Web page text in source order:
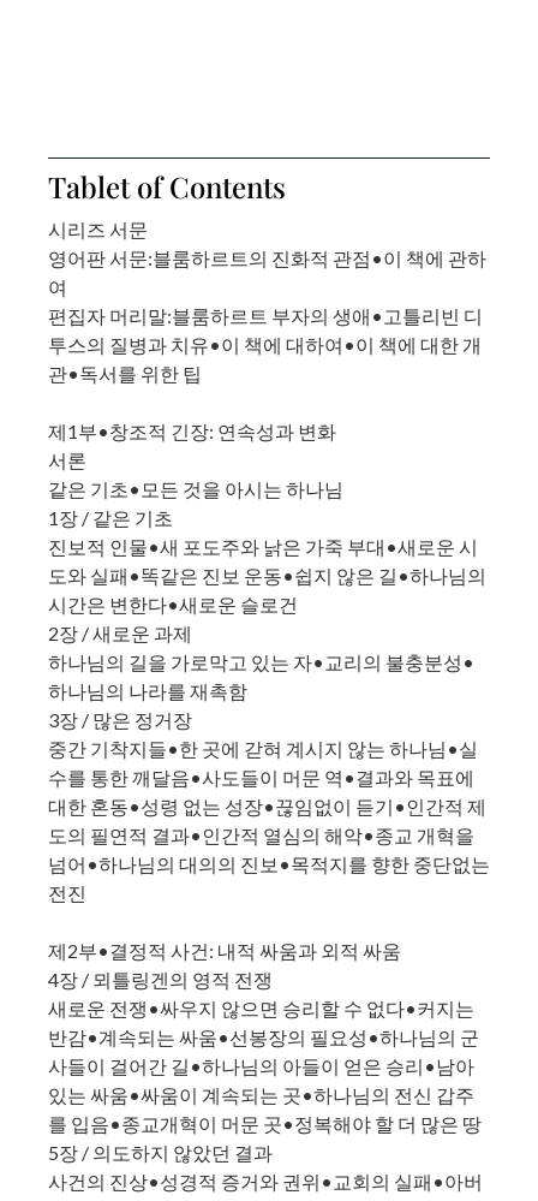
Tablet of Contents
시리즈 서문
영어판 서문:블룸하르트의 진화적 관점•이 책에 관하
여
편집자 머리말:블룸하르트 부자의 생애•고틀리빈 디
투스의 질병과 치유•이 책에 대하여•이 책에 대한 개
관•독서를 위한 팁
제1부•창조적 긴장: 연속성과 변화
서론
같은 기초•모든 것을 아시는 하나님
1장 / 같은 기초
진보적 인물•새 포도주와 낡은 가죽 부대•새로운 시
도와 실패•똑같은 진보 운동•쉽지 않은 길•하나님의
시간은 변한다•새로운 슬로건
2장 / 새로운 과제
하나님의 길을 가로막고 있는 자•교리의 불충분성•
하나님의 나라를 재촉함
3장 / 많은 정거장
중간 기착지들•한 곳에 갇혀 계시지 않는 하나님•실
수를 통한 깨달음•사도들이 머문 역•결과와 목표에
대한 혼동•성령 없는 성장•끊임없이 듣기•인간적 제
도의 필연적 결과•인간적 열심의 해악•종교 개혁을
넘어•하나님의 대의의 진보•목적지를 향한 중단없는
전진
제2부•결정적 사건: 내적 싸움과 외적 싸움
4장 / 뫼틀링겐의 영적 전쟁
새로운 전쟁•싸우지 않으면 승리할 수 없다•커지는
반감•계속되는 싸움•선봉장의 필요성•하나님의 군
사들이 걸어간 길•하나님의 아들이 얻은 승리•남아
있는 싸움•싸움이 계속되는 곳•하나님의 전신 갑주
를 입음•종교개혁이 머문 곳•정복해야 할 더 많은 땅
5장 / 의도하지 않았던 결과
사건의 진상•성경적 증거와 권위•교회의 실패•아버